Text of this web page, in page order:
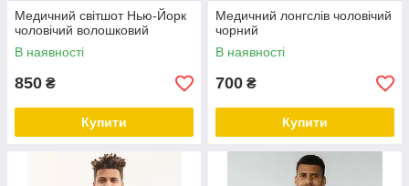
Медичний світшот Нью-Йорк
чоловічий волошковий
В наявності
850 ₴
Купити
Медичний лонгслів чоловічий
чорний
В наявності
700 ₴
Купити